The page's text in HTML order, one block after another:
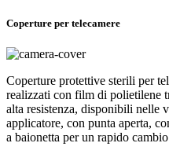
Coperture per telecamere
Coperture protettive sterili per
realizzati con film di polietilene
alta resistenza, disponibili nelle
applicatore, con punta aperta,
a baionetta per un rapido